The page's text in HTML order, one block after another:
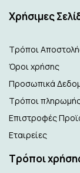
Xρήσιμες
Τρόποι
Όροι χρήσης
Προσωπικά
Τρόποι
Επιστροφές
Εταιρείες
Τρόποι